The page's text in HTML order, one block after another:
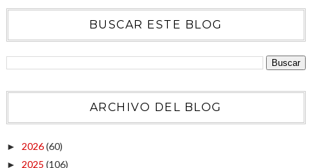
BUSCAR ESTE BLOG
ARCHIVO DEL BLOG
► 2026(60)
► 2025 (106)